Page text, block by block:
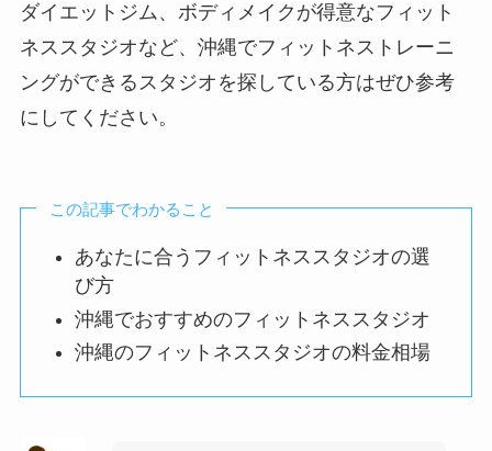
ダイエットジム、ボディメイクが得意なフィット
ネススタジオなど、沖縄でフィットネストレーニ
ングができるスタジオを探している方はぜひ参考
にしてください。
この記事でわかること
あなたに合うフィットネススタジオの選
び方
沖縄でおすすめのフィットネススタジオ
沖縄のフィットネススタジオの料金相場